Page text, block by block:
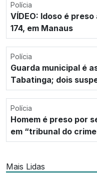
Polícia
VÍDEO: Idoso é
174, em Manaus
Polícia
Guarda municipal é
Tabatinga; dois
Polícia
Homem é preso por
em “tribunal do
Mais Lidas